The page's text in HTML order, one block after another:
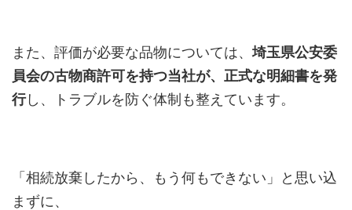
また、評価が必要な品物については、埼玉県公安委
員会の古物商許可を持つ当社が、正式な明細書を発
行し、トラブルを防ぐ体制も整えています。
「相続放棄したから、もう何もできない」と思い込
まずに、